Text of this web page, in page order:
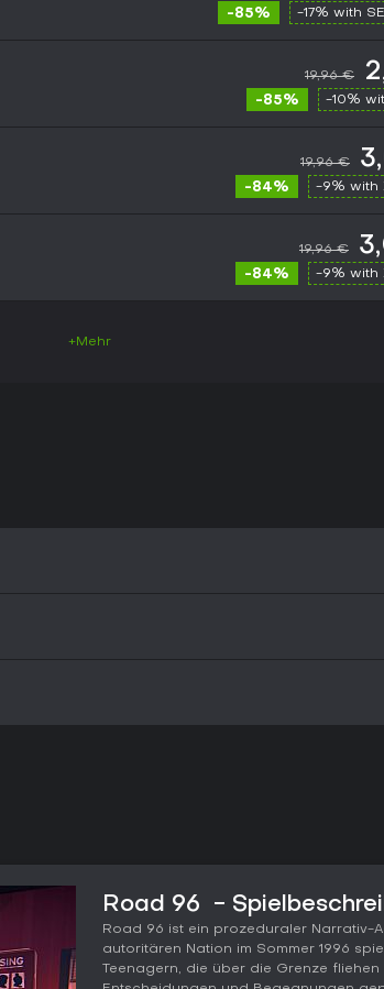
-85% -17% with
19,96 €
-85% -10%
19,96 €
-84% -9% with
19,96 €
-84% -9% with
+Mehr
Road 96 ️ -
Road 96 ist ein prozeduraler Narrativ-
autoritären Nation im Sommer 1996
Teenagern, die über die Grenze